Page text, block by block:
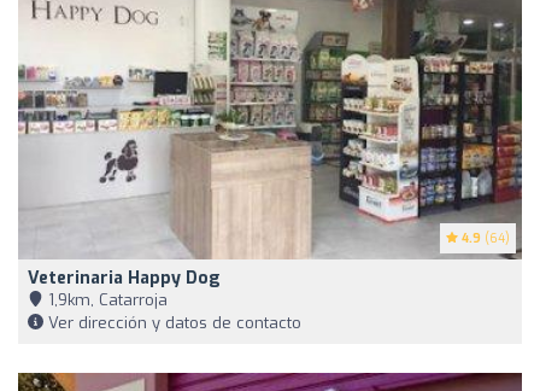
4.9 (64)
Veterinaria Happy Dog
1,9km, Catarroja
Ver dirección y datos de contacto